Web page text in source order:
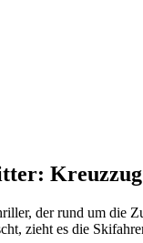
Kreuzzug
der rund um die
zieht es die